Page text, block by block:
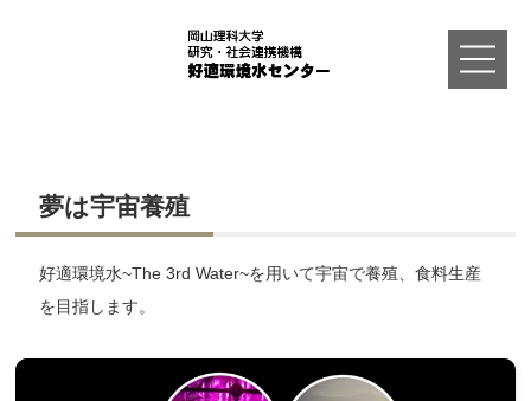
研究活動
お問い合わせ
夢は宇宙養殖
好適環境水~The 3rd Water~を用いて宇宙で養殖、食料生産
を目指します。